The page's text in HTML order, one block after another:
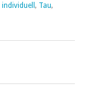
individuell , Tau,